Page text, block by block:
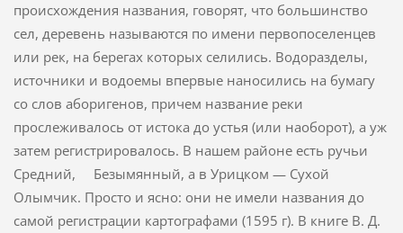
происхождения назва­ния, говорят, что большинство
сел, деревень называются по имени первопоселенцев
или рек, на берегах которых селились. Водоразделы,
источники и водоемы впервые наносились на бумагу
со слов аборигенов, причем название реки
прослеживалось от истока до устья (или наоборот), а уж
затем регистрировалось. В нашем районе есть ручьи
Средний, Безымянный, а в Урицком — Сухой
Олымчик. Просто и ясно: они не имели названия до
самой регистрации картографами (1595 г). В книге В. Д.